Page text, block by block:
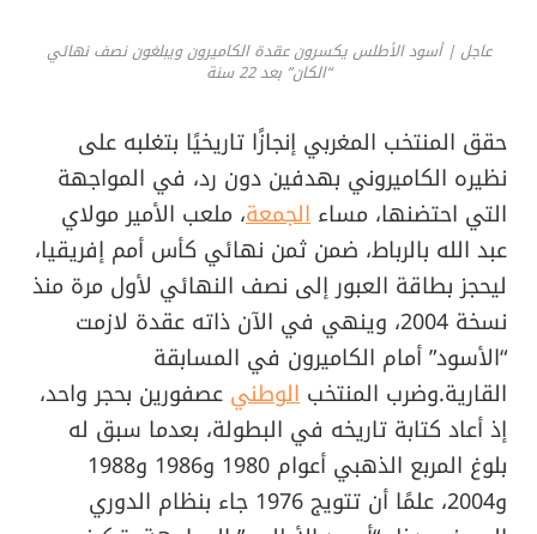
عاجل | أسود الأطلس يكسرون عقدة الكاميرون ويبلغون نصف نهائي
“الكان” بعد 22 سنة
حقق المنتخب المغربي إنجازًا تاريخيًا بتغلبه على
نظيره الكاميروني بهدفين دون رد، في المواجهة
التي احتضنها، مساء الجمعة، ملعب الأمير مولاي
عبد الله بالرباط، ضمن ثمن نهائي كأس أمم إفريقيا،
ليحجز بطاقة العبور إلى نصف النهائي لأول مرة منذ
نسخة 2004، وينهي في الآن ذاته عقدة لازمت
“الأسود” أمام الكاميرون في المسابقة
القارية.وضرب المنتخب الوطني عصفورين بحجر واحد،
إذ أعاد كتابة تاريخه في البطولة، بعدما سبق له
بلوغ المربع الذهبي أعوام 1980 و1986 و1988
و2004، علمًا أن تتويج 1976 جاء بنظام الدوري